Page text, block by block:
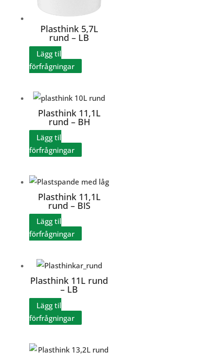
Plasthink 5,7L
rund – LB
Lägg til
förfrågningar
Plasthink 11,1L
rund – BH
Lägg til
förfrågningar
Plasthink 11,1L
rund – BIS
Lägg til
förfrågningar
Plasthink 11L rund
– LB
Lägg til
förfrågningar